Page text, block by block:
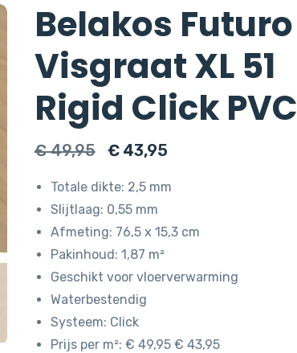
Belakos Futuro
Visgraat XL 51
Rigid Click PVC
€49,95
Oorspronkelijke
was:
€ 49,95.
€43,95Huidige
€ 43,95.
Totale dikte: 2,5 mm
Slijtlaag: 0,55 mm
Afmeting: 76,5 x 15,3 cm
Pakinhoud: 1,87 m²
Geschikt voor vloerverwarming
Waterbestendig
Systeem: Click
Prijs per m²: € 49,95 € 43,95